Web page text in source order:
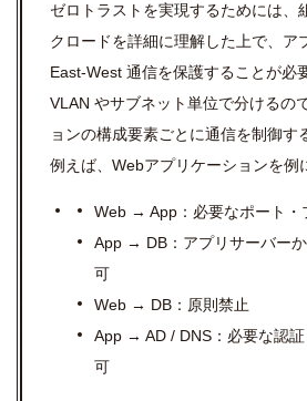
ゼロトラストを実現するためには、
クロードを詳細に理解した上で、ア
East-West 通信を保護することが必
VLAN やサブネット単位で分けるの
ョンの構成要素ごとに通信を制御す
例えば、Webアプリケーションを例
Web → App：必要なポート・
App → DB：アプリサーバー
可
Web → DB：原則禁止
App → AD / DNS：必要な認
可